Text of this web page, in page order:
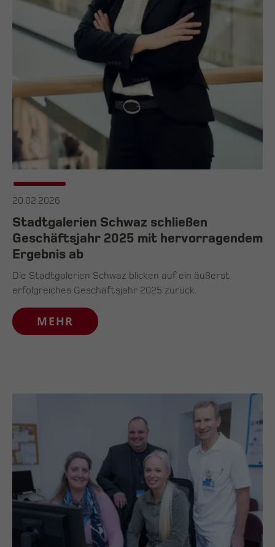
20.02.2026
Stadtgalerien Schwaz schließen
Geschäftsjahr 2025 mit hervorragendem
Ergebnis ab
Die Stadtgalerien Schwaz blicken auf ein äußerst
erfolgreiches Geschäftsjahr 2025 zurück.
MEHR